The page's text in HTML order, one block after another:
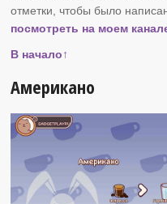
отметки, чтобы было
посмотреть на моем
В начало↑
Американо